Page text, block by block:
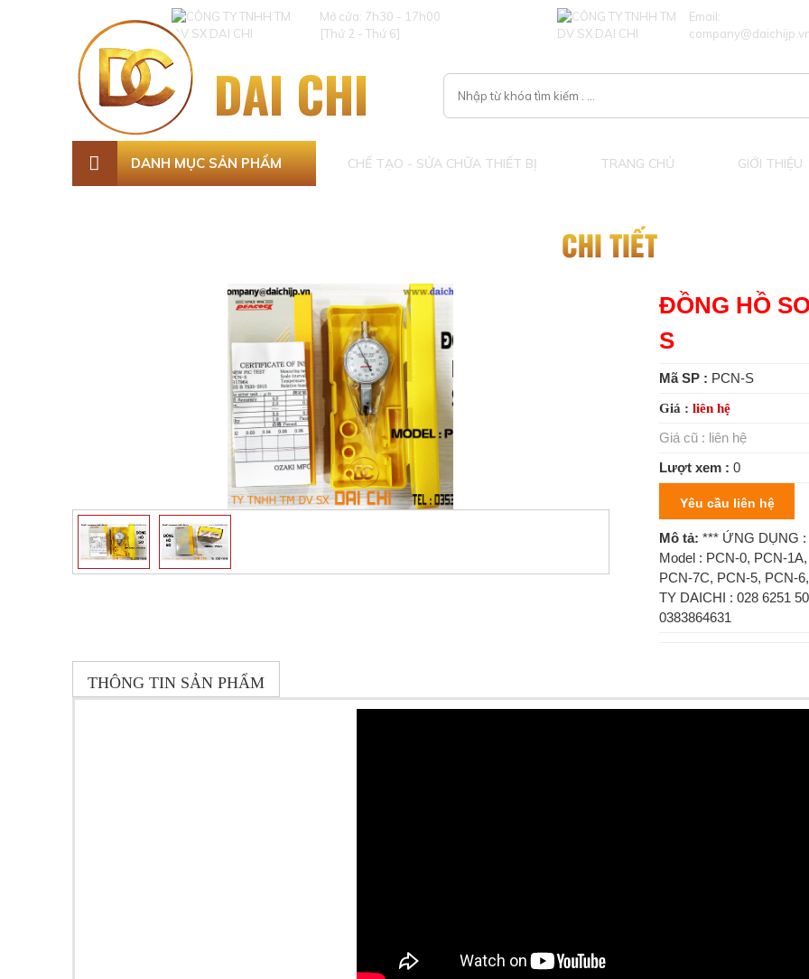
Mở cửa: 7h30 - 17h00
[Thứ 2 - Thứ 6]
Email:
DAI CHI
DANH MỤC SẢN PHẨM CHẾ TẠO - SỬA CHỮA THIẾT BỊ TRANG CHỦ GIỚI THIỆU
CHI TIẾT
ĐỒNG HỒ
S
Mã SP : PCN-S
Giá : liên hệ
Giá cũ : liên hệ
Lượt xem : 0
Yêu cầu liên hệ
Mô tả:*** ỨNG DỤNG :
Model : PCN-0, PCN-
PCN-7C, PCN-5, PCN-
TY DAICHI : 028 6251
0383864631
THÔNG TIN SẢN PHẨM